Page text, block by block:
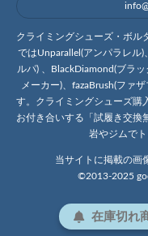
クライミングシューズ・ボル
ではUnparallel(アンパラレル)
ルパ) 、BlackDiamond(ブラ
メーカー)、fazaBrush(ファ
す。クライミングシューズ購
お付き合いする「試履き交換
岩やジムで
当サイトに掲載の画
©2013-2025
在庫切れ